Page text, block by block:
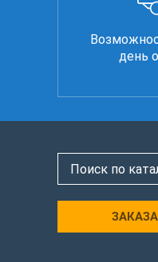
день